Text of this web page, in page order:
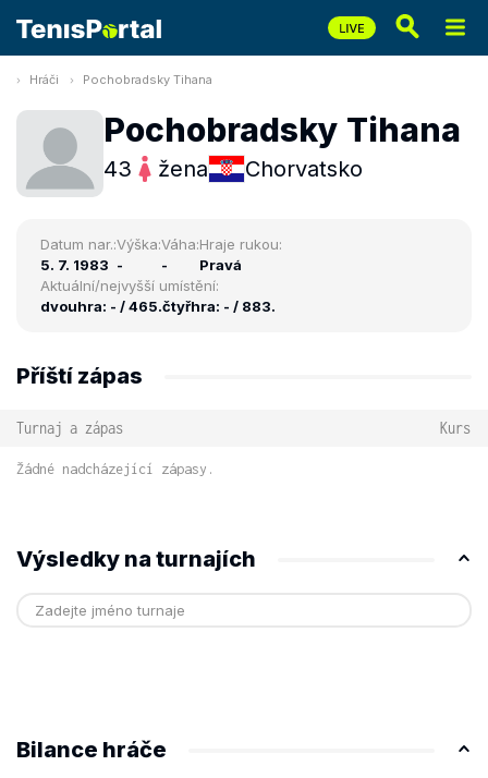
Hráči Pochobradsky Tihana
Pochobradsky Tihana
43 žena Chorvatsko
Datum nar.:
5. 7. 1983
Výška:
-
Váha:
-
Hraje rukou:
Pravá
Aktuální/nejvyšší umístění:
dvouhra: - / 465.čtyřhra: - / 883.
Příští zápas
Turnaj a zápas Kurs
Žádné nadcházející zápasy.
Výsledky na turnajích
Bilance hráče